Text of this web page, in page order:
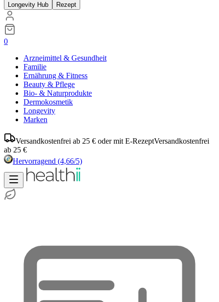
Longevity Hub Rezept
0
Arzneimittel & Gesundheit
Familie
Ernährung & Fitness
Beauty & Pflege
Bio- & Naturprodukte
Dermokosmetik
Longevity
Marken
Versandkostenfrei ab 25 € oder mit E-RezeptVersandkostenfrei
ab 25 €
Hervorragend (4,66/5)